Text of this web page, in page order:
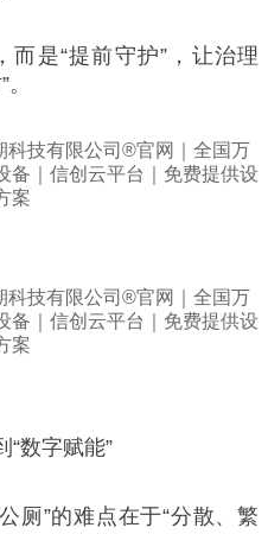
而是“提前守护”，让治理
“数字赋能”
厕”的难点在于“分散、繁